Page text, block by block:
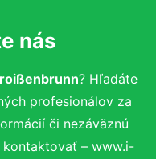
nás
? Hľadáte
profesionálov za
či nezáväznú
kontaktovať – www.i-